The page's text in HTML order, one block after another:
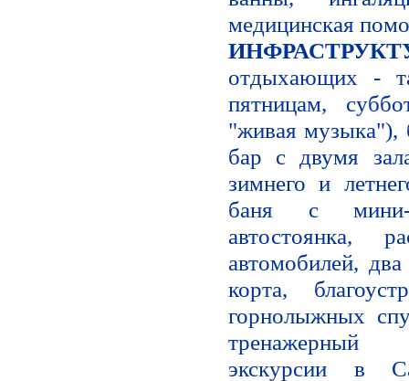
медицинская
отдыхающих -
пятницам,
"живая музыка"),
бар с двумя
зимнего и
баня с мини-
автостоянка,
автомобилей,
корта,
горнолыжных
тренажерный
экскурсии в